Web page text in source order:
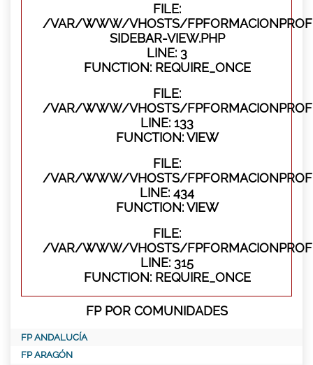
FILE:
/VAR/WWW/VHOSTS/
SIDEBAR-VIEW.PHP
LINE: 3
FUNCTION: REQUIRE_ONCE
FILE:
/VAR/WWW/VHOSTS/
LINE: 133
FUNCTION: VIEW
FILE:
/VAR/WWW/VHOSTS/
LINE: 434
FUNCTION: VIEW
FILE:
/VAR/WWW/VHOSTS/
LINE: 315
FUNCTION: REQUIRE_ONCE
FP POR COMUNIDADES
FP ANDALUCÍA
FP ARAGÓN